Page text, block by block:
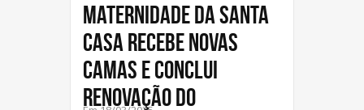
Maternidade da Santa
Casa recebe novas
camas e conclui
renovação do